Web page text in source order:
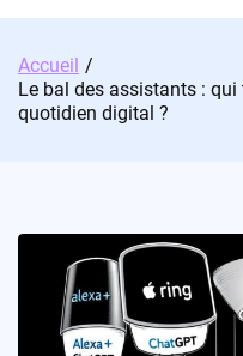
Accueil
Le bal des assistants :
quotidien digital ?